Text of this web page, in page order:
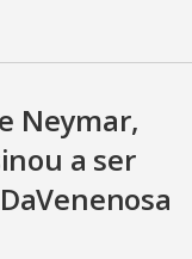
Neymar,
a ser